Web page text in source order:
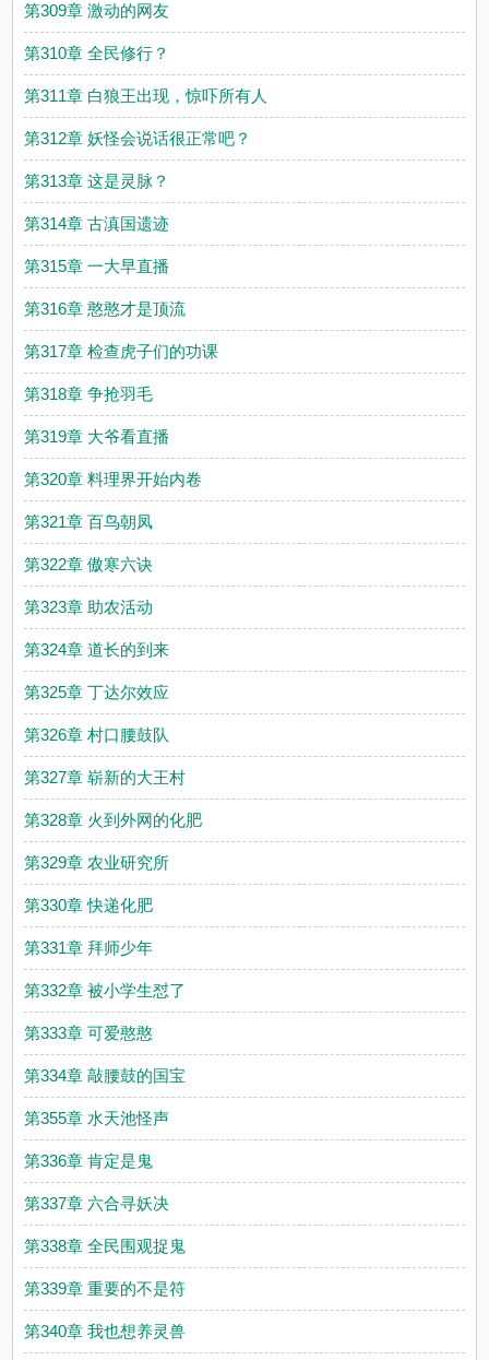
第309章 激动的网友
第310章 全民修行？
第311章 白狼王出现，惊吓所有人
第312章 妖怪会说话很正常吧？
第313章 这是灵脉？
第314章 古滇国遗迹
第315章 一大早直播
第316章 憨憨才是顶流
第317章 检查虎子们的功课
第318章 争抢羽毛
第319章 大爷看直播
第320章 料理界开始内卷
第321章 百鸟朝凤
第322章 傲寒六诀
第323章 助农活动
第324章 道长的到来
第325章 丁达尔效应
第326章 村口腰鼓队
第327章 崭新的大王村
第328章 火到外网的化肥
第329章 农业研究所
第330章 快递化肥
第331章 拜师少年
第332章 被小学生怼了
第333章 可爱憨憨
第334章 敲腰鼓的国宝
第355章 水天池怪声
第336章 肯定是鬼
第337章 六合寻妖决
第338章 全民围观捉鬼
第339章 重要的不是符
第340章 我也想养灵兽